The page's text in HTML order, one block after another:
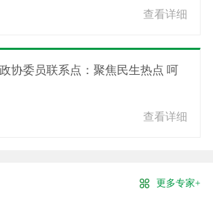
查看详细
协委员联系点：聚焦民生热点 呵
查看详细
更多专家+